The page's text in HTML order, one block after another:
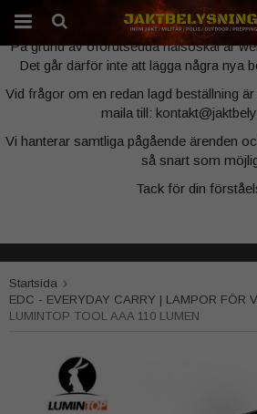
Webbutiken är
På grund av oförutsedda hälsoskäl är
Det går därför inte att lägga några nya
Vid frågor om en redan lagd beställning
maila till:
Vi hanterar samtliga pågående ärenden
så snart som
Tack för din
Startsida
EDC - EVERYDAY CARRY | LAMPOR FÖR
LUMINTOP TOOL AAA 110 LUMEN